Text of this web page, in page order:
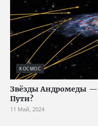
КОСМОС
Звёзды Андромеды —
Пути?
11 Май, 2024